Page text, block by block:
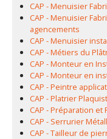
CAP - Menuisier
CAP - Menuisier
agencements
CAP - Menuisier
CAP - Métiers du
CAP - Monteur en
CAP - Monteur en
CAP - Peintre
CAP - Platrier
CAP - Préparation
CAP - Serrurier
CAP - Tailleur de